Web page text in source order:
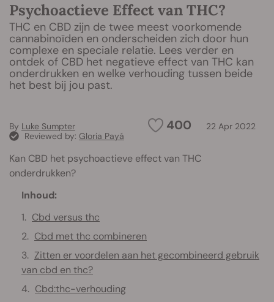
Psychoactieve Effect van THC?
THC en CBD zijn de twee meest voorkomende
cannabinoïden en onderscheiden zich door hun
complexe en speciale relatie. Lees verder en
ontdek of CBD het negatieve effect van THC kan
onderdrukken en welke verhouding tussen beide
het best bij jou past.
400 22 Apr 2022
By Luke Sumpter
Reviewed by: Gloria Payá
Kan CBD het psychoactieve effect van THC
onderdrukken?
Inhoud:
Cbd versus thc
Cbd met thc combineren
Zitten er voordelen aan het gecombineerd gebruik
van cbd en thc?
Cbd:thc-verhouding